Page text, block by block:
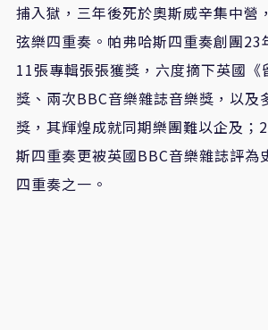
捕入獄，三年後死於奧斯威辛集中營
弦樂四重奏。帕弗哈斯四重奏創團23
11張專輯張張獲獎，六度摘下英國《
獎、兩次BBC音樂雜誌音樂獎，以及
獎，其輝煌成就同期樂團難以企及；
斯四重奏更被英國BBC音樂雜誌評為
四重奏之一。